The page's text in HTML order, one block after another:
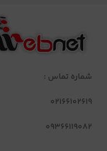
شماره تماس :
02166102619
09366119082